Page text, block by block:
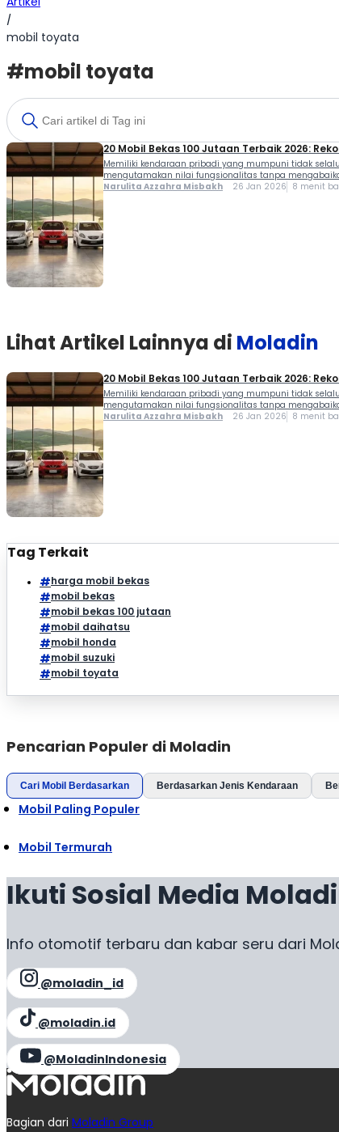
/
mobil toyata
#mobil toyata
20 Mobil Bekas 100 Jutaan Terbaik 2026:
Memiliki kendaraan pribadi yang mumpuni tidak
mengutamakan nilai fungsionalitas tanpa
Narulita Azzahra Misbakh 26 Jan 2026 8 menit
Lihat Artikel Lainnya di Moladin
20 Mobil Bekas 100 Jutaan Terbaik 2026:
Memiliki kendaraan pribadi yang mumpuni tidak
mengutamakan nilai fungsionalitas tanpa
Narulita Azzahra Misbakh 26 Jan 2026 8 menit
Tag Terkait
harga mobil bekas
mobil bekas
mobil bekas 100 jutaan
mobil daihatsu
mobil honda
mobil suzuki
mobil toyata
Pencarian Populer di Moladin
Cari Mobil Berdasarkan Berdasarkan Jenis Kendaraan
Mobil Paling Populer
Mobil Termurah
Ikuti Sosial Media
Info otomotif terbaru dan kabar seru dari
@moladin_id
@moladin.id
@MoladinIndonesia
Bagian dari Moladin Group